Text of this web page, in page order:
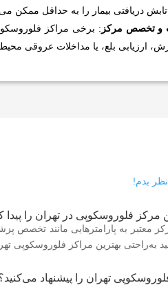
دریافتی بیمار را به حداقل ممکن
و تخصص مرکز : برخی مراکز
ارزیابی بلع، یا مداخلات عروقی
بدم!
مرکز فلوروسکوپی در تهران را پیدا
معتبر به پارامترهایی مانند تخصص
به‌راحتی بهترین مراکز فلوروسکوپی
تهران را پیشنهاد